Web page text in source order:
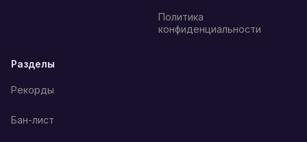
Политика
конфиденциальности
Разделы
Рекорды
Бан-лист